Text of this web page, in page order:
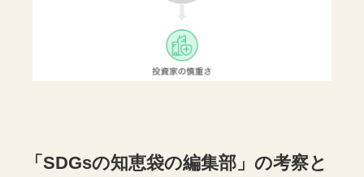
「SDGsの知恵袋の編集部」の考察と